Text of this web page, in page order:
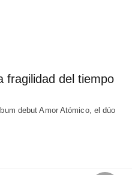
fragilidad del tiempo
debut Amor Atómico, el dúo